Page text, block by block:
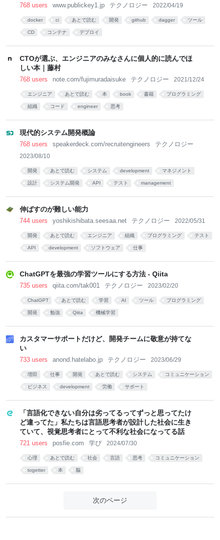
768 users www.publickey1.jp テクノロジー 2022/04/19
docker ci あとで読む 開発 github dagger ツール
CD コンテナ デプロイ
CTOが選ぶ、エンジニアのみなさんに個人的に読んでほ
しい本｜藤村
768 users note.com/fujimuradaisuke テクノロジー 2021/12/24
エンジニア あとで読む 本 book 書籍 プログラミング
組織 コード engineer 思考
現代的システム開発概論
768 users speakerdeck.com/recruitengineers テクノロジー
2023/08/10
開発 あとで読む システム development マネジメント
設計 システム開発 API テスト management
伸ばすのが難しい能力
744 users yoshikishibata.seesaa.net テクノロジー 2022/05/31
開発 あとで読む エンジニア 組織 プログラミング テスト
API development ソフトウェア 仕事
ChatGPTを最強の学習ツールにする方法 - Qiita
735 users qiita.com/tak001 テクノロジー 2023/02/20
ChatGPT あとで読む 学習 AI ツール プログラミング
開発 勉強 Qiita 機械学習
カスタマーサポートだけど、開発チームに敬意が持てな
い
733 users anond.hatelabo.jp テクノロジー 2023/06/29
増田 仕事 開発 あとで読む システム コミュニケーション
ビジネス development 労働 サポート
「言語化できない自分は劣ってるってずっと思ってたけ
ど違ってた」私たちは言語思考者が設計した社会に生き
ていて、視覚思考者にとって不利な社会になってる話
721 users posfie.com 学び 2024/07/30
心理 あとで読む 社会 言語 思考 コミュニケーション
togetter 本 脳
次のページ